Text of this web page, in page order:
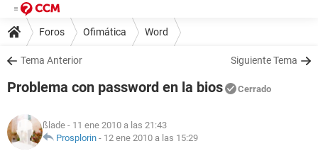
Foros Ofimática Word
Tema Anterior Siguiente Tema
Problema con password en la bios Cerrado
ßlade - 11 ene 2010 a las 21:43
Prosplorin - 12 ene 2010 a las 15:29